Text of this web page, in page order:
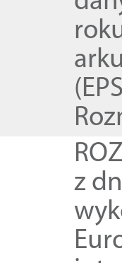
z